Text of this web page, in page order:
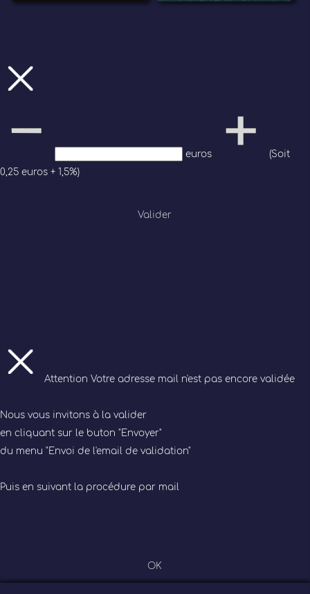
euros
(Soit
0,25 euros + 1,5%)
Valider
Attention Votre adresse mail n'est pas encore validée
Nous vous invitons à la valider
en cliquant sur le buton "Envoyer"
du menu "Envoi de l'email de validation"
Puis en suivant la procédure par mail
OK